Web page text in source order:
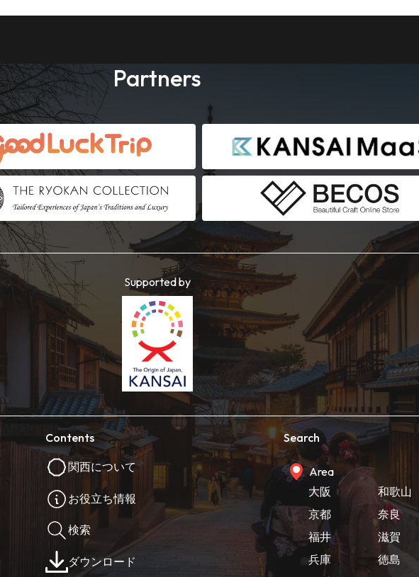
Partners
Supported by
Contents
関西について
お役立ち情報
検索
ダウンロード
Search
Area
大阪
京都
福井
兵庫
和歌山
奈良
滋賀
徳島